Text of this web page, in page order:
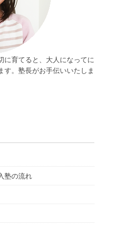
に育てると、大人になってに
す。塾長がお手伝いいたしま
塾の流れ